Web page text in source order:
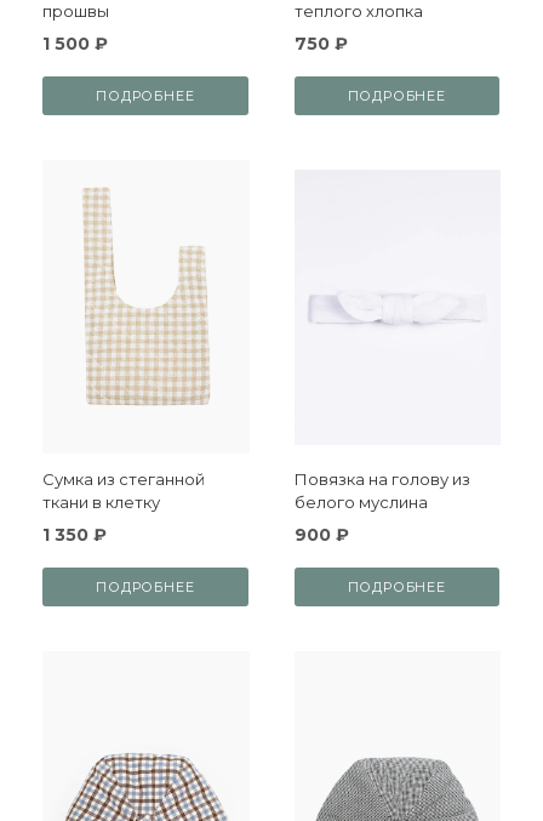
прошвы
1 500 ₽
ПОДРОБНЕЕ
теплого хлопка
750 ₽
ПОДРОБНЕЕ
Сумка из стеганной
ткани в клетку
1 350 ₽
ПОДРОБНЕЕ
Повязка на голову из
белого муслина
900 ₽
ПОДРОБНЕЕ